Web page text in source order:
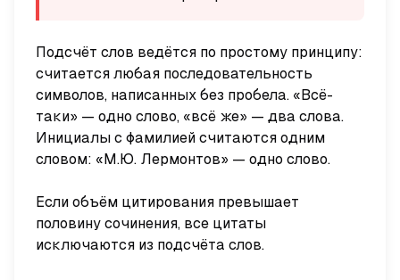
Подсчёт слов ведётся по простому принципу:
считается любая последовательность
символов, написанных без пробела. «Всё-
таки» — одно слово, «всё же» — два слова.
Инициалы с фамилией считаются одним
словом: «М.Ю. Лермонтов» — одно слово.
Если объём цитирования превышает
половину сочинения, все цитаты
исключаются из подсчёта слов.